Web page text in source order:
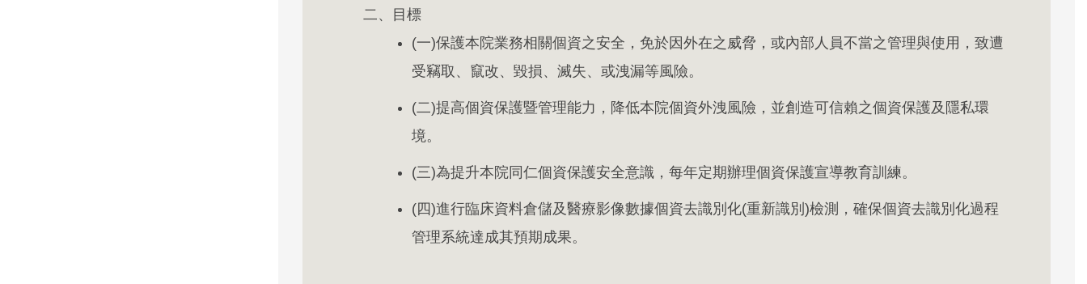
二、目標
(一)保護本院業務相關個資之安全，免於因外在之威脅，或內部人員不當之管理與使用，致遭
受竊取、竄改、毀損、滅失、或洩漏等風險。
(二)提高個資保護暨管理能力，降低本院個資外洩風險，並創造可信賴之個資保護及隱私環
境。
(三)為提升本院同仁個資保護安全意識，每年定期辦理個資保護宣導教育訓練。
(四)進行臨床資料倉儲及醫療影像數據個資去識別化(重新識別)檢測，確保個資去識別化過程
管理系統達成其預期成果。